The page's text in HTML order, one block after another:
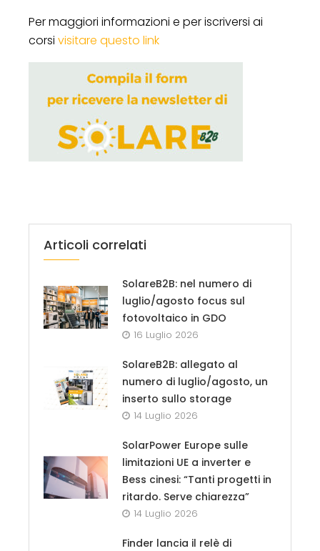
Per maggiori informazioni e per iscriversi ai
corsi visitare questo link
Articoli correlati
SolareB2B: nel numero di
luglio/agosto focus sul
fotovoltaico in GDO
16 Luglio 2026
SolareB2B: allegato al
numero di luglio/agosto, un
inserto sullo storage
14 Luglio 2026
SolarPower Europe sulle
limitazioni UE a inverter e
Bess cinesi: “Tanti progetti in
ritardo. Serve chiarezza”
14 Luglio 2026
Finder lancia il relè di